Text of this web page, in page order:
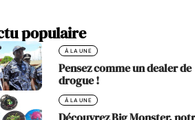
populaire
À LA UNE
Pensez comme un dealer de
drogue !
À LA UNE